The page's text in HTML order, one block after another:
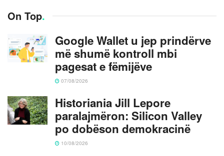
On Top.
Google Wallet u jep prindërve
më shumë kontroll mbi
pagesat e fëmijëve
07/08/2026
Historiania Jill Lepore
paralajmëron: Silicon Valley
po dobëson demokracinë
10/08/2026